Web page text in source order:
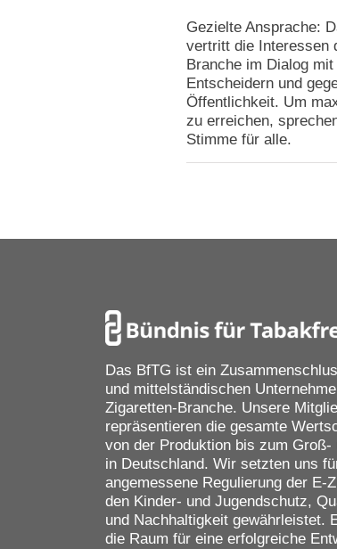
Gezielte Ansprache:
vertritt die Interessen
Branche im Dialog
Entscheidern und
Öffentlichkeit. Um
zu erreichen,
Stimme für alle.
Das BfTG ist ein
und mittelständischen
Zigaretten-Branche. Unsere
repräsentieren die gesamte
von der Produktion bis zum Groß-
in Deutschland. Wir setzten uns
angemessene Regulierung der E-
den Kinder- und Jugendschutz,
und Nachhaltigkeit gewährleistet.
die Raum für eine erfolgreiche